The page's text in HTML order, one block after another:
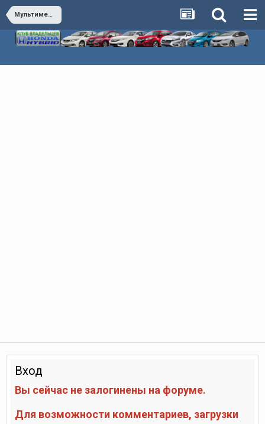
Мультимедиа & Автозвук & Электроника & Сигнализация
Вход
Вы сейчас не залогинены на форуме.
Для возможности комментариев, загрузки